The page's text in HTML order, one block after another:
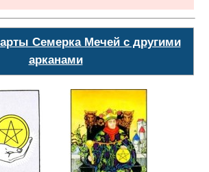
Семерка Мечей с другими
арканами